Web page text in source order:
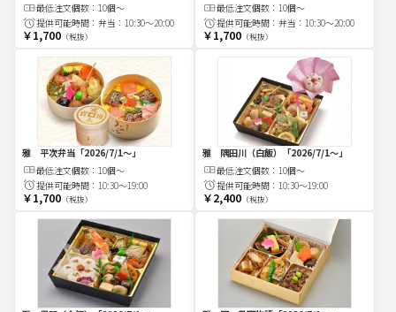
最低注文個数： 10個～
提供可能時間： 弁当：10:30～20:00
￥1,700（税抜）
最低注文個数： 10個～
提供可能時間： 弁当：10:30～20:00
￥1,700（税抜）
雅 平次弁当「2026/7/1～」
最低注文個数： 10個～
提供可能時間： 10:30～19:00
￥1,700（税抜）
雅 隅田川（白飯）
「2026/7/1～」
最低注文個数： 10個～
提供可能時間： 10:30～19:00
￥2,400（税抜）